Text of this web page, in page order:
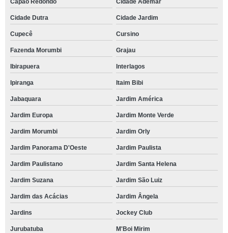
Capão Redondo Cidade Ademar
Cidade Dutra Cidade Jardim
Cupecê Cursino
Fazenda Morumbi Grajau
Ibirapuera Interlagos
Ipiranga Itaim Bibi
Jabaquara Jardim América
Jardim Europa Jardim Monte Verde
Jardim Morumbi Jardim Orly
Jardim Panorama D'Oeste Jardim Paulista
Jardim Paulistano Jardim Santa Helena
Jardim Suzana Jardim São Luiz
Jardim das Acácias Jardim Ângela
Jardins Jockey Club
Jurubatuba M'Boi Mirim